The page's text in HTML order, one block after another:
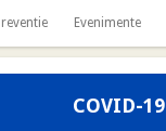
Evenimente
COVID-19